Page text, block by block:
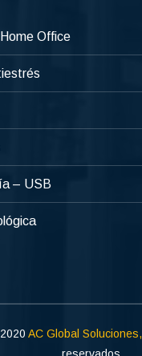
Office
– USB
AC Global Soluciones,